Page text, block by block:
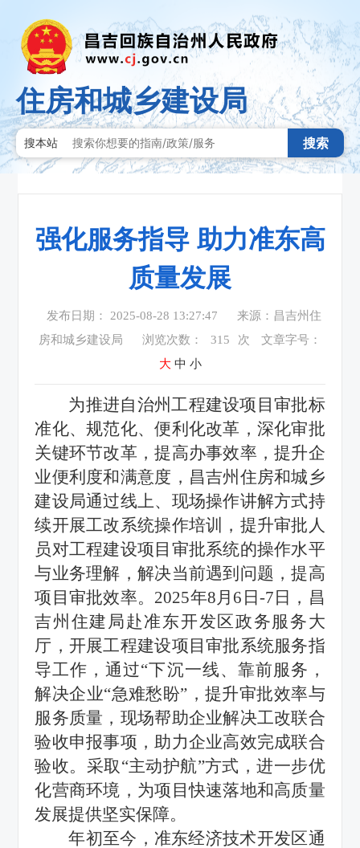
住房和城乡建设局
搜本站 搜索
强化服务指导 助力准东高
质量发展
发布日期： 2025-08-28 13:27:47
来源：昌吉州住
房和城乡建设局
浏览次数： 315 次
文章字号：
大 中 小
为推进自治州工程建设项目审批标
准化、规范化、便利化改革，深化审批
关键环节改革，提高办事效率，提升企
业便利度和满意度，昌吉州住房和城乡
建设局通过线上、现场操作讲解方式持
续开展工改系统操作培训，提升审批人
员对工程建设项目审批系统的操作水平
与业务理解，解决当前遇到问题，提高
项目审批效率。 2025年8月6日-7日，昌
吉州住建局赴准东开发区政务服务大
厅，开展工程建设项目审批系统服务指
导工作，通过“下沉一线、靠前服务，
解决企业“急难愁盼”，提升审批效率与
服务质量，现场帮助企业解决工改联合
验收申报事项，助力企业高效完成联合
验收。采取“主动护航”方式，进一步优
化营商环境，为项目快速落地和高质量
发展提供坚实保障。
年初至今，准东经济技术开发区通